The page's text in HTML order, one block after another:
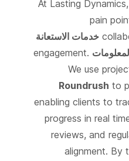
At Lasting
pain
خدمات الاستعانة
engagement.
We use
Roundrush to
enabling clients to
progress in real
reviews, and
alignment. By